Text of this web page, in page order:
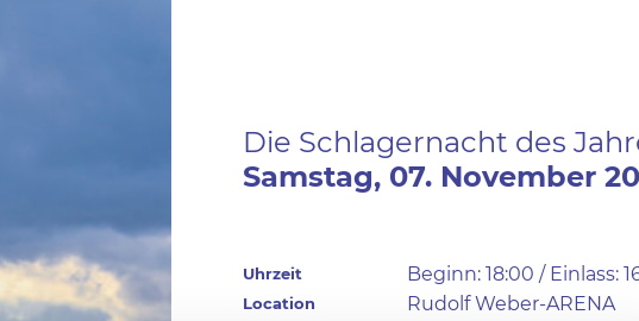
Die Schlagernacht des
Samstag, 07. November
Uhrzeit Beginn: 18:00 / Einlass:
Location Rudolf Weber-ARENA